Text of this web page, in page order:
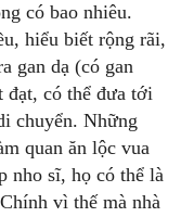
có bao nhiêu.
hiểu biết rộng rãi,
gan dạ (có gan
đạt, có thể đưa tới
chuyển. Những
quan ăn lộc vua
nho sĩ, họ có thể là
vì thế mà nhà